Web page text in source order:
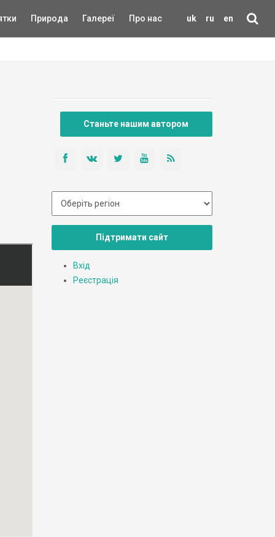
uk ru en
Природа Галереї Про нас
Станьте нашим автором
Підтримати сайт
Вхід
Реєстрація